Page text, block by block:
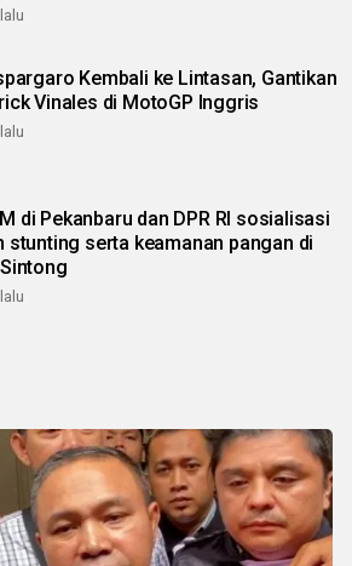
Kembali ke Lintasan, Gantikan
Vinales di MotoGP Inggris
di Pekanbaru dan DPR RI sosialisasi
stunting serta keamanan pangan di